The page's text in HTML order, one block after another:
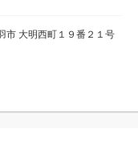
大明西町１９番２１号